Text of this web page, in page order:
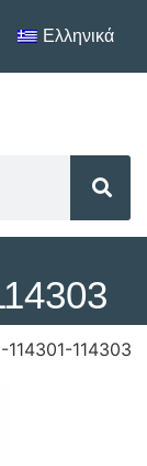
Ελληνικά
114303